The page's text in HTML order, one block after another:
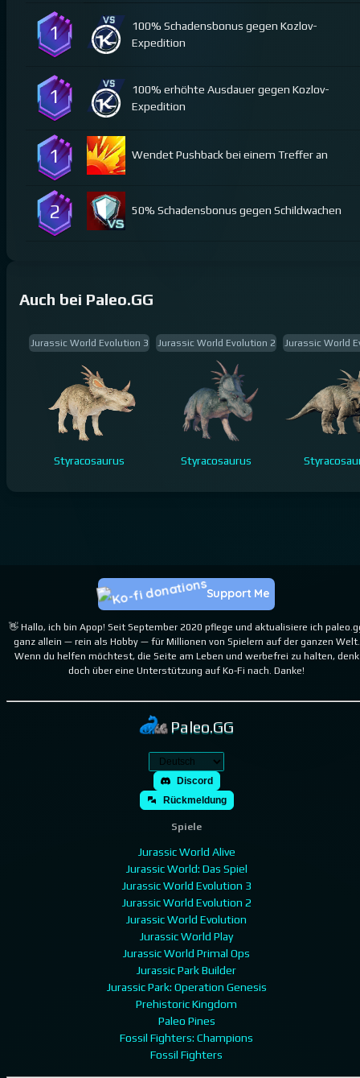
1
100% Schadensbonus gegen Kozlov-
Expedition
1
100% erhöhte Ausdauer gegen Kozlov-
Expedition
1 Wendet Pushback bei einem Treffer an
2 50% Schadensbonus gegen Schildwachen
Auch bei Paleo.GG
Jurassic World Evolution 3
Styracosaurus
Jurassic World Evolution 2
Styracosaurus
Jurassic World
👋 Hallo, ich bin Apop! Seit September 2020 pflege und aktualisiere ich
ganz allein — rein als Hobby — für Millionen von Spielern auf der ganzen Welt.
Wenn du helfen möchtest, die Seite am Leben und werbefrei zu halten, denk
doch über eine Unterstützung auf Ko-Fi nach. Danke!
Support Me
Paleo.GG
Discord
Rückmeldung
Spiele
Jurassic World Alive
Jurassic World: Das Spiel
Jurassic World Evolution 3
Jurassic World Evolution 2
Jurassic World Evolution
Jurassic World Play
Jurassic World Primal Ops
Jurassic Park Builder
Jurassic Park: Operation Genesis
Prehistoric Kingdom
Paleo Pines
Fossil Fighters: Champions
Fossil Fighters